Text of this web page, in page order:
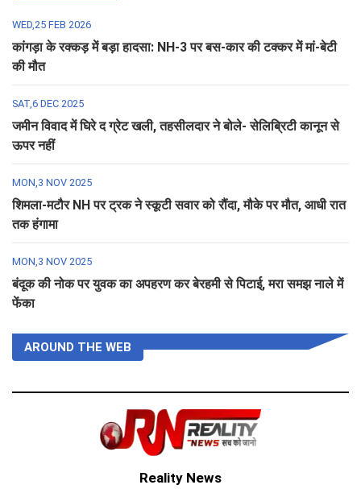
WED,25 FEB 2026
कांगड़ा के रक्कड़ में बड़ा हादसा: NH-3 पर बस-कार की टक्कर में मां-बेटी
की मौत
SAT,6 DEC 2025
जमीन विवाद में घिरे द ग्रेट खली, तहसीलदार ने बोले- सेलिब्रिटी कानून से
ऊपर नहीं
MON,3 NOV 2025
शिमला-मटौर NH पर ट्रक ने स्कूटी सवार को रौंदा, मौके पर मौत, आधी रात
तक हंगामा
MON,3 NOV 2025
बंदूक की नोक पर युवक का अपहरण कर बेरहमी से पिटाई, मरा समझ नाले में
फेंका
AROUND THE WEB
Reality News